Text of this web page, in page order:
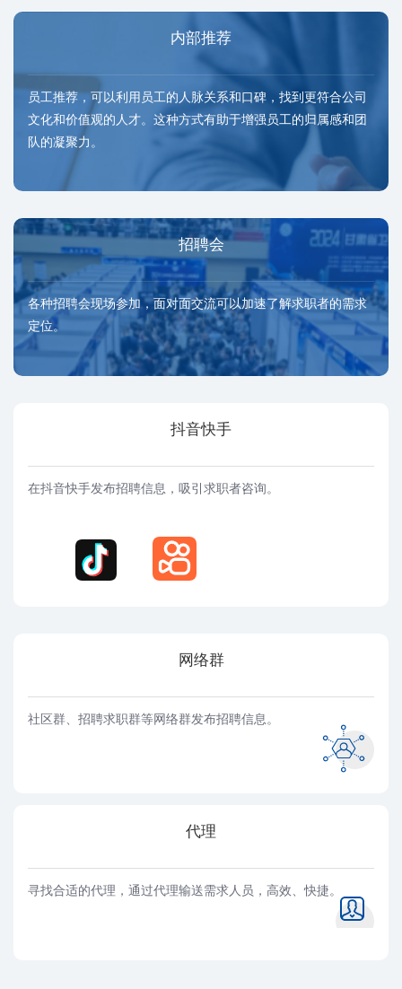
内部推荐
员工推荐，可以利用员工的人脉关系和口碑，找到更符合公司
文化和价值观的人才。这种方式有助于增强员工的归属感和团
队的凝聚力‌。
招聘会
各种招聘会现场参加，面对面交流可以加速了解求职者的需求
定位‌。
抖音快手
在抖音快手发布招聘信息，吸引求职者咨询。
网络群
社区群、招聘求职群等网络群发布招聘信息。
代理
寻找合适的代理，通过代理输送需求人员，高效、快捷。